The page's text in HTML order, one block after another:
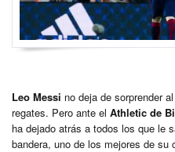
Leo Messi no deja de sorprender
regates. Pero ante el Athletic de
ha dejado atrás a todos los que le
bandera, uno de los mejores de su